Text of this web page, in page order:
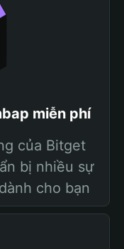
miễn phí
của Bitget
bị nhiều sự
cho bạn